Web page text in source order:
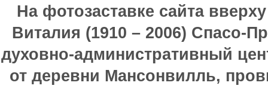
На фотозаставке сайта
Виталия (1910 – 2006) Спасо-
духовно-административный
от деревни Мансонвилль,